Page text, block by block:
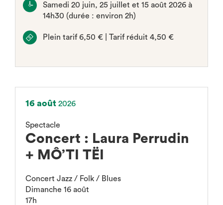
Samedi 20 juin, 25 juillet et 15 août 2026 à
14h30 (durée : environ 2h)
Plein tarif 6,50 € | Tarif réduit 4,50 €
16 août 2026
Spectacle
Concert : Laura Perrudin
+ MÔ’TI TËI
Concert Jazz / Folk / Blues
Dimanche 16 août
17h